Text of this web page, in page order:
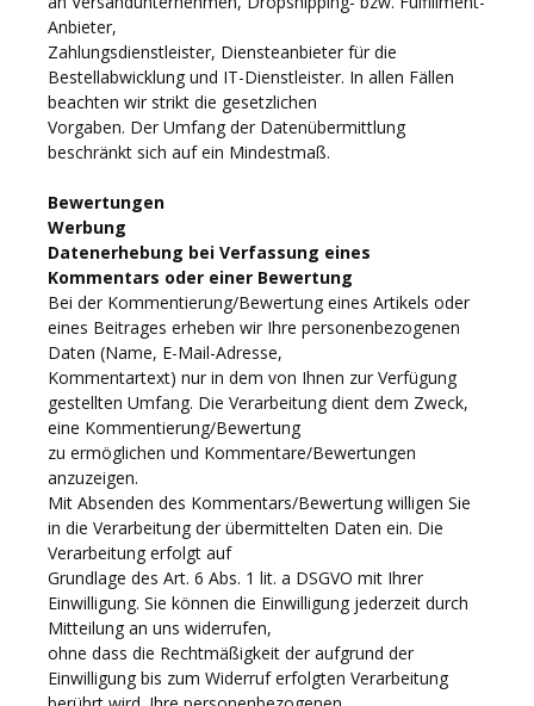
Anbieter,
Zahlungsdienstleister, Diensteanbieter für die
Bestellabwicklung und IT-Dienstleister. In allen Fällen
beachten wir strikt die gesetzlichen
Vorgaben. Der Umfang der Datenübermittlung
beschränkt sich auf ein Mindestmaß.
Bewertungen
Werbung
Datenerhebung bei Verfassung eines
Kommentars oder einer Bewertung
Bei der Kommentierung/Bewertung eines Artikels oder
eines Beitrages erheben wir Ihre personenbezogenen
Daten (Name, E-Mail-Adresse,
Kommentartext) nur in dem von Ihnen zur Verfügung
gestellten Umfang. Die Verarbeitung dient dem Zweck,
eine Kommentierung/Bewertung
zu ermöglichen und Kommentare/Bewertungen
anzuzeigen.
Mit Absenden des Kommentars/Bewertung willigen Sie
in die Verarbeitung der übermittelten Daten ein. Die
Verarbeitung erfolgt auf
Grundlage des Art. 6 Abs. 1 lit. a DSGVO mit Ihrer
Einwilligung. Sie können die Einwilligung jederzeit durch
Mitteilung an uns widerrufen,
ohne dass die Rechtmäßigkeit der aufgrund der
Einwilligung bis zum Widerruf erfolgten Verarbeitung